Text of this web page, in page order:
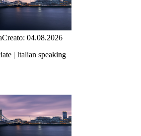
Creato: 04.08.2026
| Italian speaking